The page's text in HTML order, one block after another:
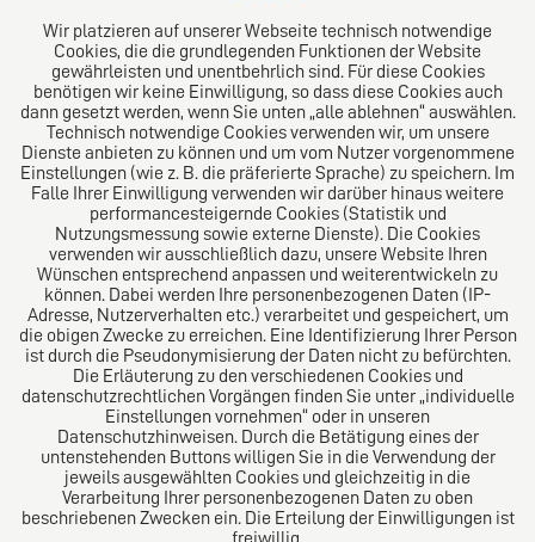
Das europäische Kanzlei-Netzwerk
Impressum
Datenschutz
Wir platzieren auf unserer Webseite technisch notwendige
Cookies, die die grundlegenden Funktionen der Website
gewährleisten und unentbehrlich sind. Für diese Cookies
benötigen wir keine Einwilligung, so dass diese Cookies auch
dann gesetzt werden, wenn Sie unten „alle ablehnen“ auswählen.
Technisch notwendige Cookies verwenden wir, um unsere
Dienste anbieten zu können und um vom Nutzer vorgenommene
Einstellungen (wie z. B. die präferierte Sprache) zu speichern. Im
Falle Ihrer Einwilligung verwenden wir darüber hinaus weitere
performancesteigernde Cookies (Statistik und
Nutzungsmessung sowie externe Dienste). Die Cookies
verwenden wir ausschließlich dazu, unsere Website Ihren
Wünschen entsprechend anpassen und weiterentwickeln zu
können. Dabei werden Ihre personenbezogenen Daten (IP-
Adresse, Nutzerverhalten etc.) verarbeitet und gespeichert, um
die obigen Zwecke zu erreichen. Eine Identifizierung Ihrer Person
ist durch die Pseudonymisierung der Daten nicht zu befürchten.
Die Erläuterung zu den verschiedenen Cookies und
datenschutzrechtlichen Vorgängen finden Sie unter „individuelle
Einstellungen vornehmen“ oder in unseren
Datenschutzhinweisen. Durch die Betätigung eines der
untenstehenden Buttons willigen Sie in die Verwendung der
jeweils ausgewählten Cookies und gleichzeitig in die
Verarbeitung Ihrer personenbezogenen Daten zu oben
beschriebenen Zwecken ein. Die Erteilung der Einwilligungen ist